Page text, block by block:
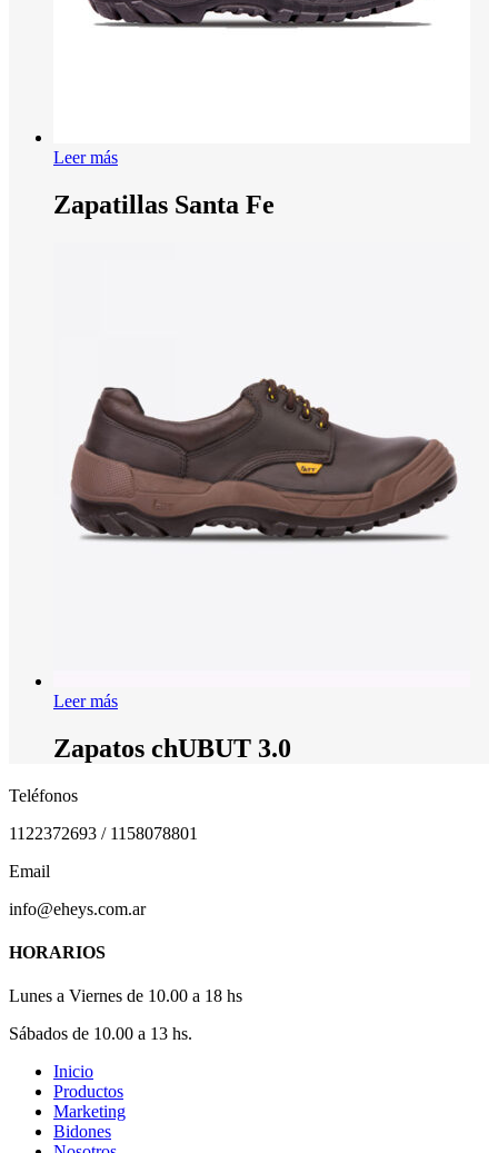
Leer más
Zapatillas Santa Fe
Leer más
Zapatos chUBUT 3.0
Teléfonos
1122372693 / 1158078801
Email
info@eheys.com.ar
HORARIOS
Lunes a Viernes de 10.00 a 18 hs
Sábados de 10.00 a 13 hs.
Close
Menu
Inicio
Productos
Marketing
Bidones